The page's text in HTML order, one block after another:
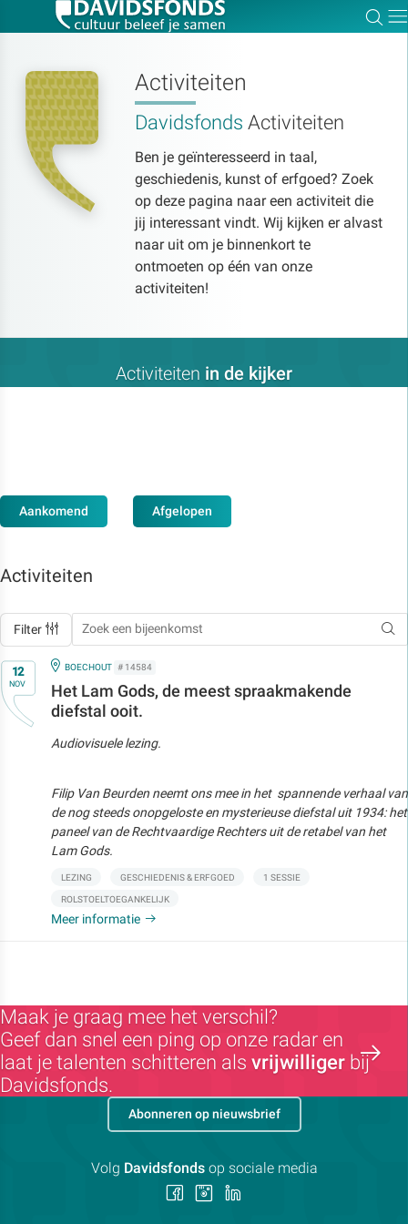
Activiteiten
Davidsfonds Activiteiten
Ben je geïnteresseerd in taal,
geschiedenis, kunst of erfgoed? Zoek
op deze pagina naar een activiteit die
jij interessant vindt. Wij kijken er alvast
naar uit om je binnenkort te
ontmoeten op één van onze
activiteiten!
Activiteiten in de kijker
Aankomend Afgelopen
Activiteiten
Filter
Op12
NOV
IN
BOECHOUT # 14584
Het Lam Gods, de meest spraakmakende
diefstal ooit.
Audiovisuele lezing.
Filip Van Beurden neemt ons mee in het spannende verhaal van
de nog steeds onopgeloste en mysterieuse diefstal uit 1934: het
paneel van de Rechtvaardige Rechters uit de retabel van het
Lam Gods.
LEZING GESCHIEDENIS & ERFGOED 1 SESSIE
ROLSTOELTOEGANKELIJK
Meer informatie
Maak je graag mee het verschil?
Geef dan snel een ping op onze radar en
laat je talenten schitteren als vrijwilliger bij
Davidsfonds.
Abonneren op nieuwsbrief
Volg Davidsfondsop sociale media
Volg Volg
Zoek:
Zoeken